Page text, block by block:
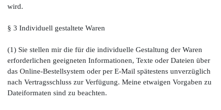
wird.
§ 3 Individuell gestaltete Waren
(1) Sie stellen mir die für die individuelle Gestaltung der Waren
erforderlichen geeigneten Informationen, Texte oder Dateien über
das Online-Bestellsystem oder per E-Mail spätestens unverzüglich
nach Vertragsschluss zur Verfügung. Meine etwaigen Vorgaben zu
Dateiformaten sind zu beachten.